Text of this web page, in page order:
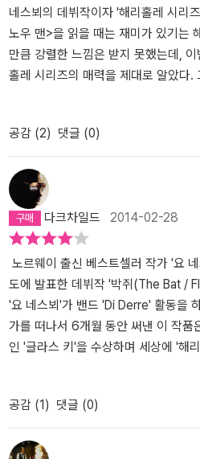
품이다. 백인 여성을 향한 무차별한
무의미 할 수 있지만 종족을 대신하는
중간 애버리진이 받았던 차별은 연쇄
기부여를 이해시켜 주기도 하며 , 인종
는 것은 하드드라이브에 각인된 인간
문이 아닐까. 진실은 바로 아무도 진
고, 그래서 아무도 진실 따위에는 관
들어낸 진실은 누군가를 이롭게 하는
남은 것일 뿐이야.”
로 그들을 뜻하는 용어이며 이 부끄러
뵈는 여전히 사과나 보상이 이루어지
살인 사건의 중요한 모티브로 끌고 들
은 애버리진들은 자신이 누구인지 깨
피해를 보았지만 가해자들의 사과는
통받은 세월을 사과받고자하는 그 마
던가보다. 급하게 입국해 특별비자를
한 모습이지만 사건 전반에서 비중있
다. 그도 그럴 것이 기존에 읽어왔던
의 짠맛, 쓴맛을 두루다 맛본 중년의
들어온 사건 중 하나인 [박쥐]는 그래
어설픈 해리 탓에 타작품에 비해 집중
인공으로 보고 읽은 자세부터가 틀렸
니....얼마나 어리석은 독서타임이었
물이 아닌 사건을 중심부에 두고 읽어
에는 다소 늘어지는 부분이 있는 것 같
걸 뭐.​해리와 함께 매의 눈으로 범인
시…… 저 사람이, 라고 의심을 했는데
이라는 게 밝혀지고 난 뒤에, 어쩐지
다.또 해리만큼이나 좋아했던 캐릭터
가니로 빠뜨렸다. 개인적으로 그 사람
랐는데. 그 사람이 죽고 난 뒤 해리가
과 비교해 그렇게 큰 차이가 나지는 않
읽고 또 읽었으니까.뒷부분에라도 사
어! 라고 해주길 원했는데 역시 그건
존재하지 않았다.헤리는 커다란 상실
고 그가 원하던 원치 않던 딱 그 만큼
사람들이 해리를 사랑할 수밖에 없는
가 아닐까 한다. 완벽하지 않기 때문
고 싶어 하면서도, 함께 공감하고 웃
편인 바퀴가 6월 달에 나오기 때문에
네스뵈의 데뷔작이자 '해리홀레 시리
노우 맨>을 읽을 때는 재미가 있기는
만큼 강렬한 느낌은 받지 못했는데,
홀레 시리즈의 매력을 제대로 알았다.
동료를 줄줄이 잃는 해리 홀레의 모
에서 제임스 본드의 안타까운 첫사랑
나 마음이 아팠다(게다가 <스노우 맨
젊다! 젊은 해리 홀레라니!!)배경은 노
노르웨이 출신 여성이 오스트레일리
사건이 발생해 특별 수사관으로 파견
로 독자들 앞에 모습을 드러낸다. 예나
성격은 그대로인 해리는 낯선 외국땅
싸매는 것만으로도 골치가 아픈데 현
지 않아 불만이다. 유일하게 그를 돕
스트레일리아 원주민인 애버리진 출
며 돕는 한편, 예로부터 오스트레일리
문의 죽음을 맞는 불상사가 발생하면
류의 죽음은 자살일까, 타살일까? 그
일까?반전이나 트릭은 미스터리 소설
진 문제를 소설 전면에 내세운 점은 확
공감 (2) 댓글 (0)
다크차일드 2014-02-28
노르웨이 출신 베스트셀러 작가 '요
도에 발표한 데뷔작 '박쥐(The Bat /
'요 네스뵈'가 밴드 'Di Derre' 활동을
가를 떠나서 6개월 동안 써낸 이 작품
인 '글라스 키'을 수상하며 세상에 '해
노르웨이 여성의 살인사건 수사를 지
다. 낯선 땅 오스트레일리아에서 수사
경찰 '앤드류 켄싱턴'의 도움과 조언
팀에 합류합니다. 피해자 몸에서 발견
공감 (1 ) 댓글 (0)